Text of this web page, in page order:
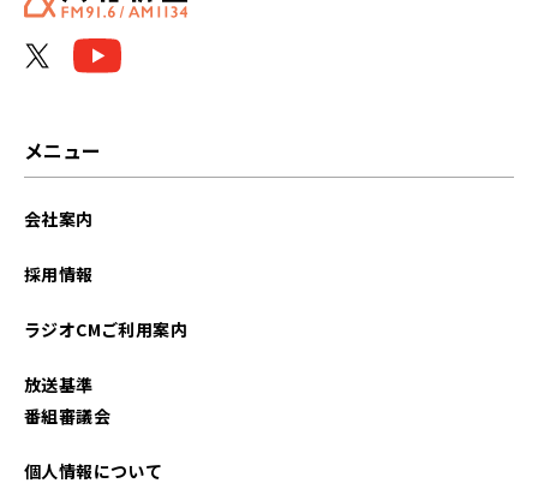
2025年09月
メニュー
会社案内
採用情報
ラジオCMご利用案内
放送基準
番組審議会
個人情報について